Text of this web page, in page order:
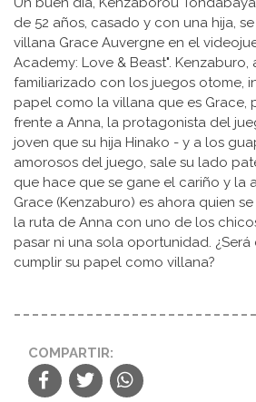
de 52 años, casado y con una hija,
villana Grace Auvergne en el
Academy: Love & Beast".
familiarizado con los juegos otome,
papel como la villana que es Grace,
frente a Anna, la protagonista del
joven que su hija Hinako - y a los
amorosos del juego, sale su lado
que hace que se gane el cariño y la
Grace (Kenzaburo) es ahora quien
la ruta de Anna con uno de los
pasar ni una sola oportunidad.
cumplir su papel como villana?
COMPARTIR: